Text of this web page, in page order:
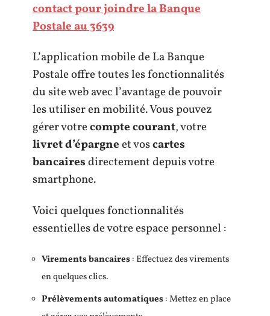
contact pour joindre la Banque
Postale au 3639
L’application mobile de La Banque
Postale offre toutes les fonctionnalités
du site web avec l’avantage de pouvoir
les utiliser en mobilité. Vous pouvez
gérer votrecompte courant, votre
livret d’épargneet voscartes
bancairesdirectement depuis votre
smartphone.
Voici quelques fonctionnalités
essentielles de votre espace personnel :
Virements bancaires: Effectuez des virements
en quelques clics.
Prélèvements automatiques: Mettez en place